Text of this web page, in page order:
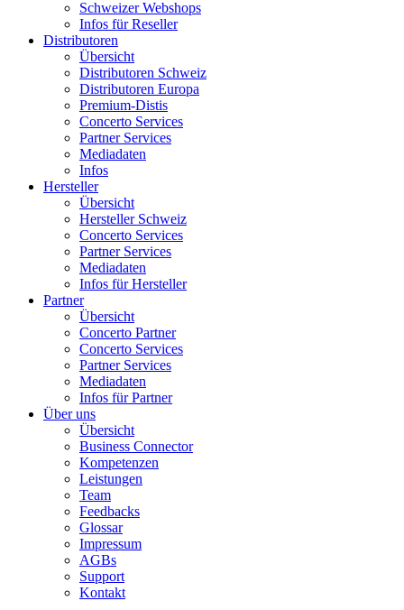
Schweizer Webshops
Infos für Reseller
Distributoren
Übersicht
Distributoren Schweiz
Distributoren Europa
Premium-Distis
Concerto Services
Partner Services
Mediadaten
Infos
Hersteller
Übersicht
Hersteller Schweiz
Concerto Services
Partner Services
Mediadaten
Infos für Hersteller
Partner
Übersicht
Concerto Partner
Concerto Services
Partner Services
Mediadaten
Infos für Partner
Über uns
Übersicht
Business Connector
Kompetenzen
Leistungen
Team
Feedbacks
Glossar
Impressum
AGBs
Support
Kontakt